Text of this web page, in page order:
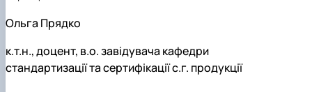
Ольга Прядко
к.т.н., доцент, в.о. завідувача кафедри
стандартизації та сертифікації с.г. продукції